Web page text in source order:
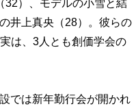
）、モデルの小雪と結
井上真央（28）。彼らの
は、3人とも創価学会の
では新年勤行会が開かれ